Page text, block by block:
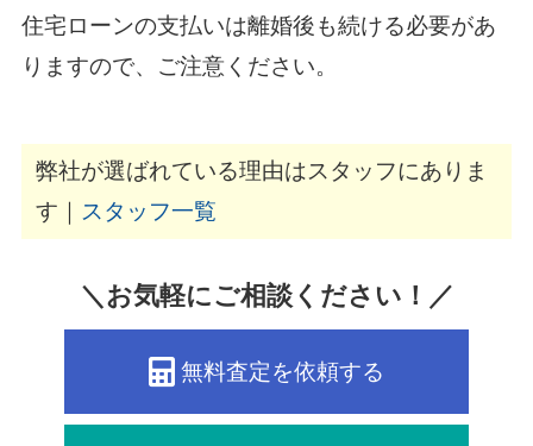
住宅ローンの支払いは離婚後も続ける必要があ
りますので、ご注意ください。
弊社が選ばれている理由はスタッフにありま
す｜ スタッフ一覧
＼お気軽にご相談ください！／
無料査定を依頼する